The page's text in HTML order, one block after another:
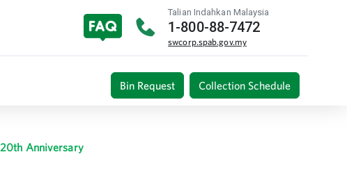
Talian Indahkan Malaysia
1-800-88-7472
swcorp.spab.gov.my
Bin Request Collection Schedule
Anniversary